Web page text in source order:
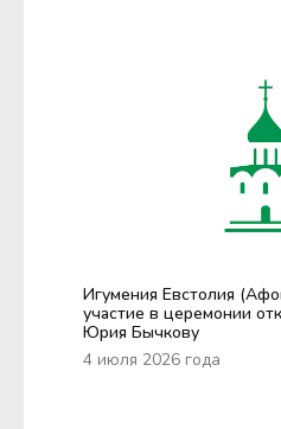
Игумения Евстолия
участие в церемонии
Юрия Бычкову
4 июля 2026 года